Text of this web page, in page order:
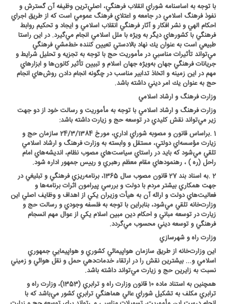
با توجه به اساسنامه شوراي انقلاب فرهنگي، اصلي‌ترين وظيفه آن گسترش و
نفوذ فرهنگ اسلامي در جامعه و اعتلاي فرهنگ عمومي است كه از طريق اجراي
احكام الهي و نشر افكار و آثار فرهنگي انقلاب اسلامي و ايجاد و تحكيم روابط
فرهنگي با كشورهاي ديگر به ويژه با ملل اسلامي انجام مي‌گيرد. در اين راستا
طبيعي است به عنوان يك نهاد بالادستي تعيين كننده خط‌مشي فرهنگي
مي‌تواند تأثيرات مناسبي در مأموريت حج با توجه به تجزيه و تحليل شرايط و
جريانات فرهنگي جهان به‌ويژه جهان اسلام و تبيين تأثير كانون‌ها و ابزارهاي
مهم در اين زمينه و اتخاذ تدابير مناسب در چگونه انجام دادن روش‌هاي انجام
حج به عنوان يك امر ديني داشته باشد.
وزارت فرهنگ و ارشاد اسلامي
وزارت فرهنگ و ارشاد اسلامي با توجه به مأموريت و رسالت خود از دو جهت
زير مي‌تواند نقش كليدي در توسعه حج و زيارت داشته باشد:
1
.
براساس قانون و مصوبه شوراي اداري، مورخ 24/3/1384 سازمان حج و
زيارت مؤسسه‌اي دولتي، مستقل و وابسته به وزارت فرهنگ و ارشاد اسلامي
تلقي مي‌شود كه بايد در راستاي سياست‌هاي مصوب نظام، انديشه‌هاي امام
راحل (ره ) ، رهنمودهاي مقام معظم رهبري و رييس جمهور اداره ‌شود.
2
.
به اسناد بند 27 قانون مصوب سال 1365، برنامه‌ريزي فرهنگي و تبليغي در
جهت همكاري بيشتر مردم با دولت و بررسي پيرامون اثرات برنامه‌ها و
فعاليت‌هاي دولت و ارائه آن به هيأت وزيران يكي از اهداف و وظايف اصلي اين
وزارت‌خانه تلقي مي‌شود، بنابراين با توجه به فلسفه وجودي و رسالت حج و
زيارت در توسعه مباني و احكام دين مبين اسلام يكي از عوال مهم انسجام
فرهنگي و توسعه ديني محسوب مي‌گردد.
وزارت راه و شهرسازي
اين وزارت‌خانه از طريق سازمان هواپيمائي كشوري و هواپيمايي جمهوري
اسلامي و... بيشترين نقش را در ارتقاء خدمات‌دهي حمل و نقل هوائي و زميني
نسبت به زايرين حج و زيارت مي‌تواند داشته باشد.
همچنين به استناد ماده 10 قانون وزارت راه و ترابري (1353)، وزارت راه‌ و
ترابري مكلف به تشكيل شوراي عالي هماهنگي ترابري كشور مي‌باشد كه با